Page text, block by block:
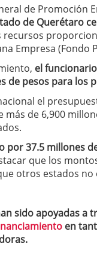
de Promoción
de Querétaro
recursos
Empresa (Fondo
el
de pesos para los
el
más de 6,900
por 37.5 millones
que los
otros estados no
sido apoyadas a
en